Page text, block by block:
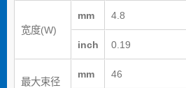
宽度(W)
mm 4.8
inch 0.19
最大束径
mm 46